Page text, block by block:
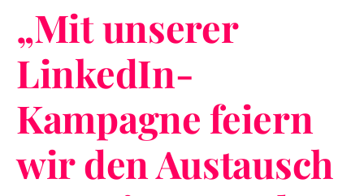
„Mit unserer
LinkedIn-
Kampagne feiern
wir den Austausch